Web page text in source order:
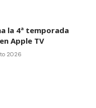
la 4ª temporada
Apple TV
2026